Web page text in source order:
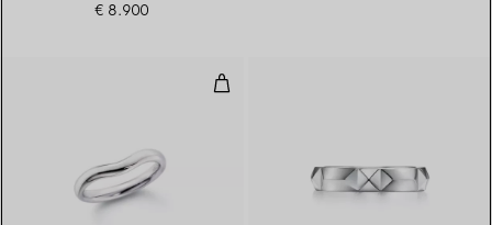
€ 8.900
Geschwungener Ehering in